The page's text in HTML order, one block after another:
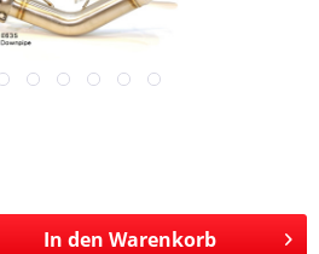
In den Warenkorb